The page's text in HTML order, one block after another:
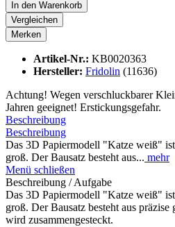
In den Warenkorb
Vergleichen
Merken
Artikel-Nr.: KB0020363
Hersteller: Fridolin (11636)
Achtung! Wegen verschluckbarer
Jahren geeignet! Erstickungsgefahr.
Beschreibung
Beschreibung
Das 3D Papiermodell "Katze weiß"
groß. Der Bausatz besteht aus... mehr
Menü schließen
Beschreibung / Aufgabe
Das 3D Papiermodell "Katze weiß"
groß. Der Bausatz besteht aus präzise
wird zusammengesteckt.